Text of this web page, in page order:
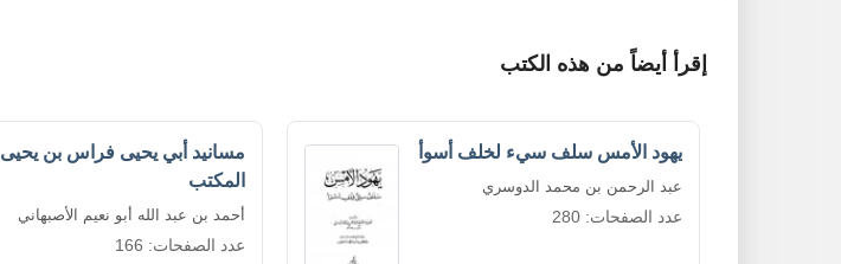
إقرأ أيضاً من هذه الكتب
يهود الأمس سلف سيء لخلف أسوأ
عبد الرحمن بن محمد الدوسري
عدد الصفحات: 280
مسانيد أبي يحيى فراس بن يحيى
المكتب
أحمد بن عبد الله أبو نعيم الأصبهاني
عدد الصفحات: 166